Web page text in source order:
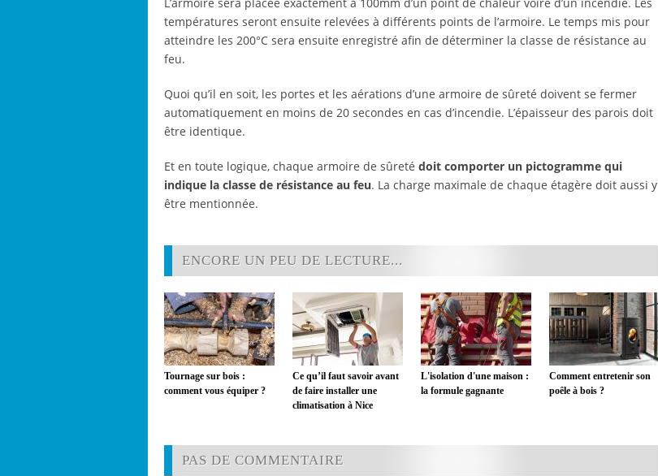
températures seront ensuite relevées à différents points de l’armoire. Le temps mis pour
atteindre les 200°C sera ensuite enregistré afin de déterminer la classe de résistance au
feu.
Quoi qu’il en soit, les portes et les aérations d’une armoire de sûreté doivent se fermer
automatiquement en moins de 20 secondes en cas d’incendie. L’épaisseur des parois doit
être identique.
Et en toute logique, chaque armoire de sûreté doit comporter un pictogramme qui
indique la classe de résistance au feu. La charge maximale de chaque étagère doit aussi y
être mentionnée.
ENCORE UN PEU DE LECTURE...
Tournage sur bois :
comment vous équiper ?
Ce qu’il faut savoir avant
de faire installer une
climatisation à Nice
L'isolation d'une maison :
la formule gagnante
Comment entretenir son
poêle à bois ?
PAS DE COMMENTAIRE